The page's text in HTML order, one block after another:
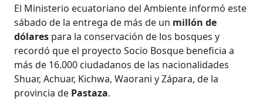
El Ministerio ecuatoriano del Ambiente informó este
sábado de la entrega de más de un millón de
dólares para la conservación de los bosques y
recordó que el proyecto Socio Bosque beneficia a
más de 16.000 ciudadanos de las nacionalidades
Shuar, Achuar, Kichwa, Waorani y Zápara, de la
provincia de Pastaza.